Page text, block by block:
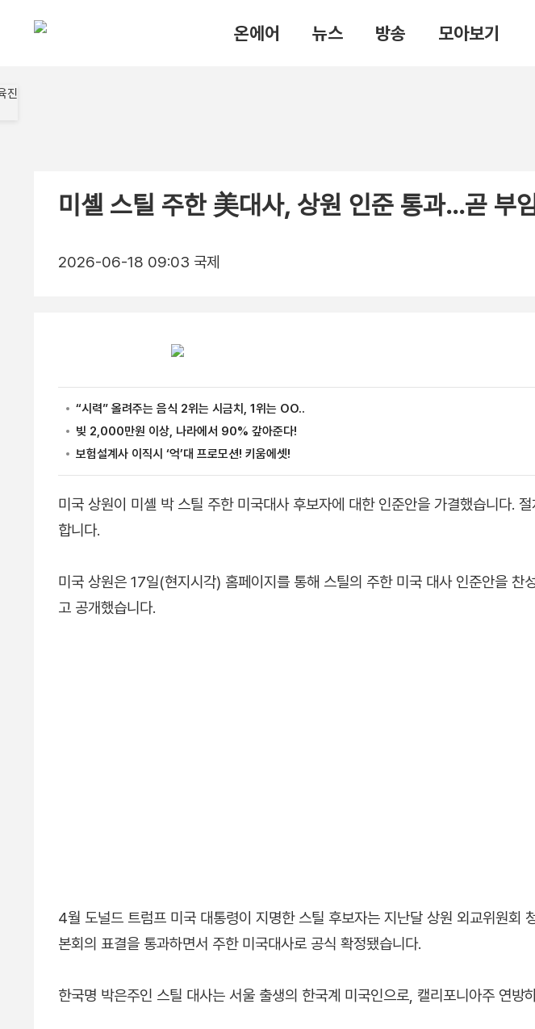
온에어 뉴스 방송 모아보기
미셸 스틸 주한 美대사, 상원 인준 통과…곧 부임
2026-06-18 09:03 국제
미국 상원이 미셸 박 스틸 주한 미국대사 후보자에 대한 인준안을 가결했습니다.
합니다.
미국 상원은 17일(현지시각) 홈페이지를 통해 스틸의 주한 미국 대사 인준안을
고 공개했습니다.
4월 도널드 트럼프 미국 대통령이 지명한 스틸 후보자는 지난달 상원 외교위원회
본회의 표결을 통과하면서 주한 미국대사로 공식 확정됐습니다.
한국명 박은주인 스틸 대사는 서울 출생의 한국계 미국인으로, 캘리포니아주 연방